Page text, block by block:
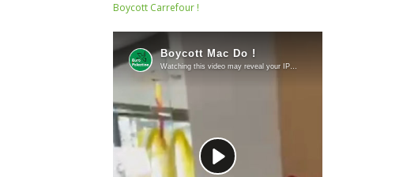
Boycott Carrefour !